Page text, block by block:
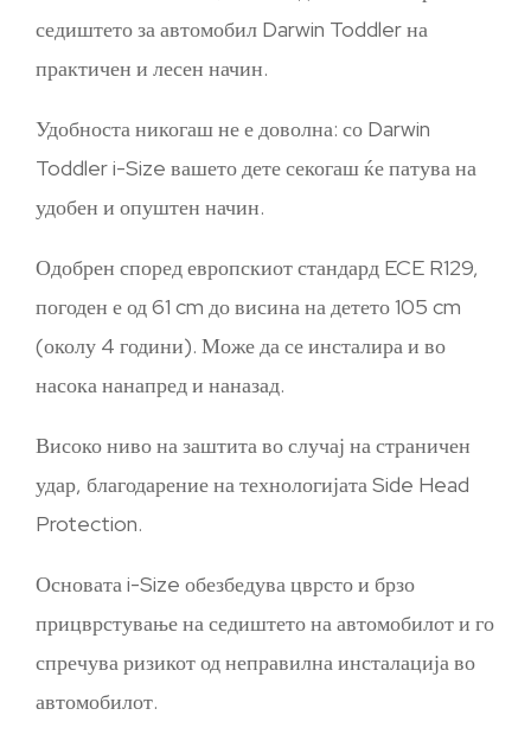
седиштето за автомобил Darwin Toddler на
практичен и лесен начин.
Удобноста никогаш не е доволна: со Darwin
Toddler i-Size вашето дете секогаш ќе патува на
удобен и опуштен начин.
Одобрен според европскиот стандард ECE R129,
погоден е од 61 cm до висина на детето 105 cm
(околу 4 години). Може да се инсталира и во
насока нанапред и наназад.
Високо ниво на заштита во случај на страничен
удар, благодарение на технологијата Side Head
Protection.
Основата i-Size обезбедува цврсто и брзо
прицврстување на седиштето на автомобилот и го
спречува ризикот од неправилна инсталација во
автомобилот.